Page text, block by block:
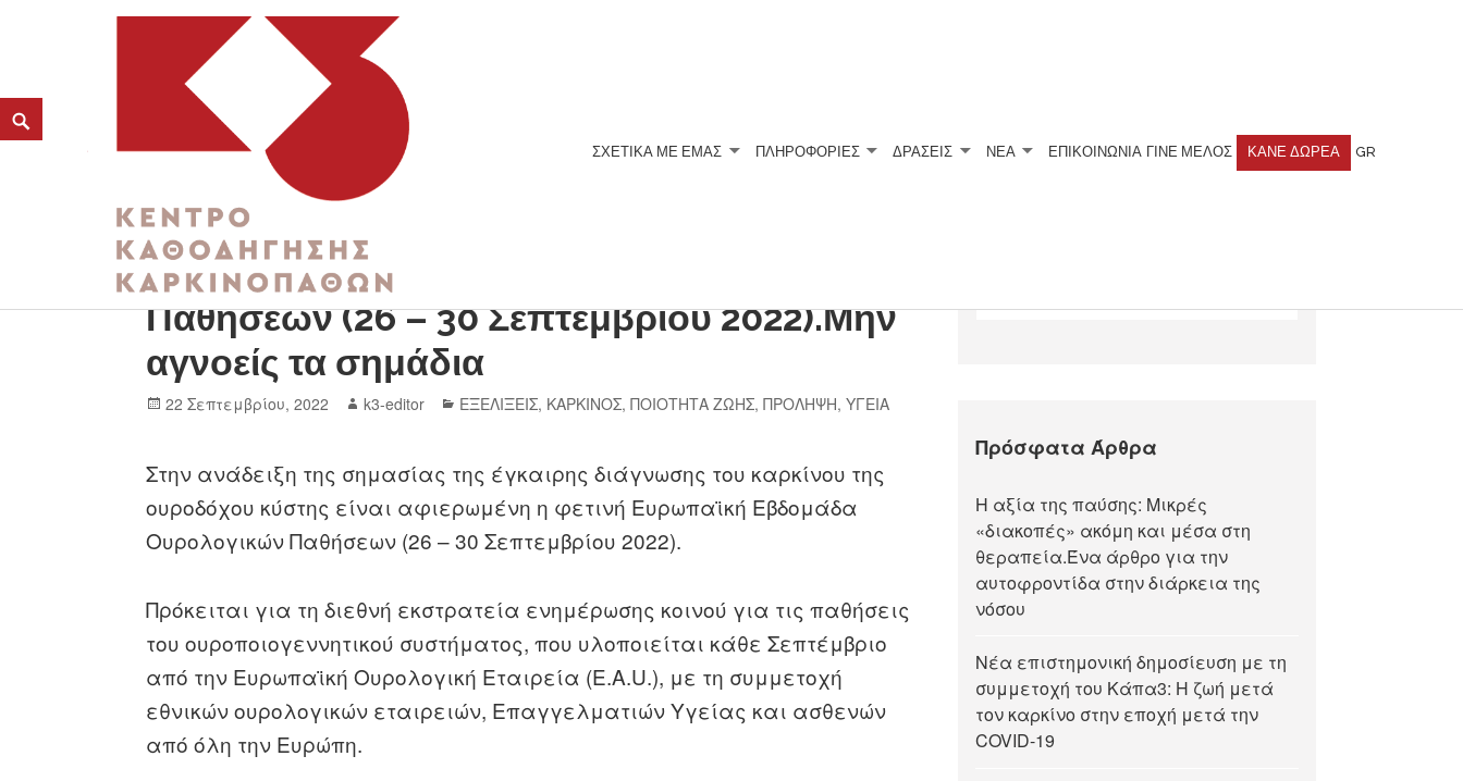
K3
ΚΕΝΤΡΟ ΚΑΘΟΔΗΓΗΣΗΣ ΚΑΡΚΙΝΟΠΑΘΩΝ
ΣΧΕΤΙΚΆ ΜΕ ΕΜΆΣ ΠΛΗΡΟΦΟΡΙΕΣ ΔΡΑΣΕΙΣ ΝΕΑ ΕΠΙΚΟΙΝΩΝΙΑ ΓΊΝΕ ΜΈΛΟΣ ΚΆΝΕ ΔΩΡΕΆ GR
Ευρωπαϊκή Εβδομάδα Ουρολογικών
Παθήσεων (26 – 30 Σεπτεμβρίου 2022).Μην
αγνοείς τα σημάδια
22 Σεπτεμβρίου, 2022 k3-editor ΕΞΕΛΙΞΕΙΣ, ΚΑΡΚΙΝΟΣ,ΠΟΙΟΤΗΤΑ ΖΩΗΣ,ΠΡΟΛΗΨΗ,ΥΓΕΙΑ
Στην ανάδειξη της σημασίας της έγκαιρης διάγνωσης του καρκίνου της
ουροδόχου κύστης είναι αφιερωμένη η φετινή Ευρωπαϊκή Εβδομάδα
Ουρολογικών Παθήσεων (26 – 30 Σεπτεμβρίου 2022).
Πρόκειται για τη διεθνή εκστρατεία ενημέρωσης κοινού για τις παθήσεις
του ουροποιογεννητικού συστήματος, που υλοποιείται κάθε Σεπτέμβριο
από την Ευρωπαϊκή Ουρολογική Εταιρεία (Ε.A.U.), με τη συμμετοχή
εθνικών ουρολογικών εταιρειών, Επαγγελματιών Υγείας και ασθενών
από όλη την Ευρώπη.
Πρόσφατα Άρθρα
Η αξία της παύσης: Μικρές
«διακοπές» ακόμη και μέσα στη
θεραπεία.Ένα άρθρο για την
αυτοφροντίδα στην διάρκεια της
νόσου
Νέα επιστημονική δημοσίευση με τη
συμμετοχή του Κάπα3: Η ζωή μετά
τον καρκίνο στην εποχή μετά την
COVID-19